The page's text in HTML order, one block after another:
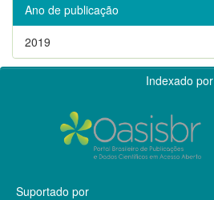
Ano de publicação
2019
Indexado por
Suportado por